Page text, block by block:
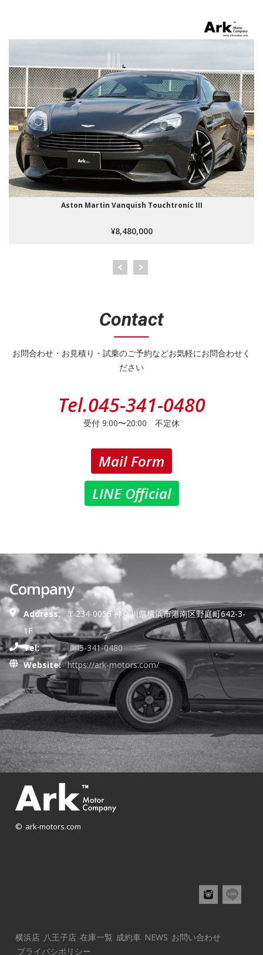
Aston Martin Vanquish Touchtronic III
¥8,480,000
Contact
お問合わせ・お見積り・試乗のご予約などお気軽にお問合わせく
ださい
Tel.045-341-0480
受付 9:00〜20:00 不定休
Mail Form
LINE Official
Company
Address:
〒234-0056 神奈川県横浜市港南区野庭町642-3-
1F
Tel:
045-341-0480
Website: https://ark-motors.com/
© ark-motors.com
横浜店 八王子店 在庫一覧 成約車 NEWS お問い合わせ
プライバシポリシー